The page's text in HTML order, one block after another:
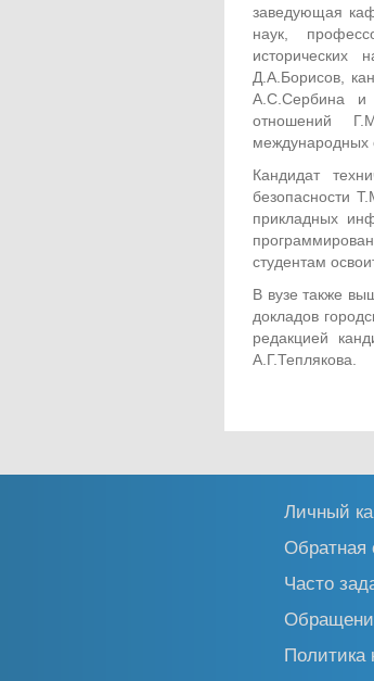
заведующая
наук,
исторических
Д.А.Борисов,
А.С.Сербина и
отношений
международных
Кандидат
безопасности
прикладных
студентам
В вузе также
докладов
редакцией
А.Г.Теплякова.
Личный
Обратная
Часто
Политика